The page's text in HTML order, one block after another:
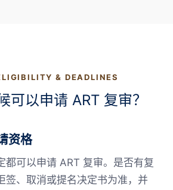
& DEADLINES
可以申请 ART 复审？
资格
都可以申请 ART 复审。是否有复
签、取消或提名决定书为准，并